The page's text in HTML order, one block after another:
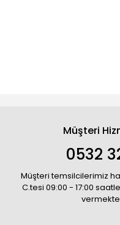
Müşteri
0532
Müşteri temsilcilerimiz
C.tesi 09:00 - 17:00